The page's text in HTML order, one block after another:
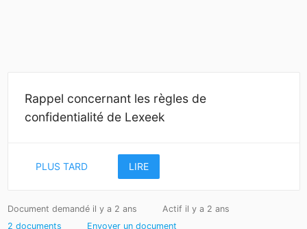
Rappel concernant les règles de
confidentialité de Lexeek
PLUS TARD LIRE
Document demandé il y a 2 ans
Actif il y a 2 ans
2 documents
Envoyer un document